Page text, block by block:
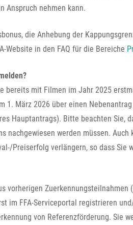
Anspruch nehmen kann.
die Anhebung der
Website in den FAQ für die Bereiche
bereits mit Filmen im Jahr 2025
1. März 2026 über einen
Hauptantrags). Bitte beachten Sie,
nachgewiesen werden müssen.
Preiserfolg verlängern, so dass
vorherigen
im FFA-Serviceportal registrieren
von Referenzförderung. Sie